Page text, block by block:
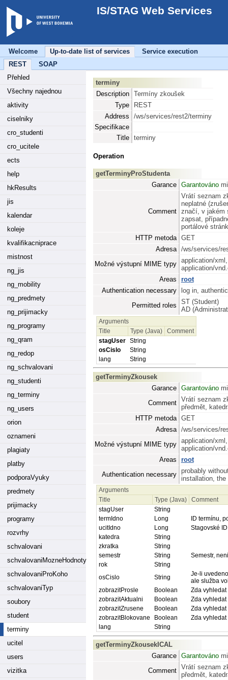
IS/STAG Web Services
Welcome Up-to-date list of services
Service execution
REST
SOAP
Přehled
Všechny najednou
aktivity
ciselniky
cro_studenti
cro_ucitele
ects
help
hkResults
jis
kalendar
koleje
kvalifikacniprace
mistnost
ng_jis
ng_mobility
ng_predmety
ng_prijimacky
ng_programy
ng_qram
ng_redop
ng_schvalovani
ng_studenti
ng_terminy
ng_users
orion
oznameni
plagiaty
platby
podporaVyuky
predmety
prijimacky
programy
rozvrhy
schvalovani
schvalovaniMozneHodnoty
schvalovaniProKoho
schvalovaniTyp
soubory
student
terminy
ucitel
users
vizitka
terminy
Description
Termíny zkoušek
Type
REST
Address
/ws/services/rest2/terminy
Specifikace
Title
terminy
Operation
getTerminyProStudenta
Garance
Garantováno
Comment
Vrátí seznam
neplatné
značí, v jakém
zapsat,
portálové
HTTP metoda
GET
Adresa
/ws/services/
Možné výstupní MIME typy
application/
application/
Areas
root
Authentication necessary
log in,
Permitted roles
ST (Student)
AD
Arguments
Title
Type (Java)
Comment
stagUser String
osCislo
String
lang
String
getTerminyZkousek
Garance
Garantováno
Comment
Vrátí seznam
předmět,
HTTP metoda
GET
Adresa
/ws/services/
Možné výstupní MIME typy
application/
application/
Areas
root
Authentication necessary
probably
installation, the
Arguments
Title
Type (Java)
Comment
stagUser
String
termIdno
Long
ID termínu,
ucitIdno
Long
Stagovské
katedra
String
zkratka
String
semestr
String
Semestr,
rok
String
osCislo
String
Je-li
ale služba
zobrazitProsle
Boolean
Zda
zobrazitAktualni
Boolean
Zda
zobrazitZrusene
Boolean
Zda
zobrazitBlokovane
Boolean
Zda
lang
String
getTerminyZkousekICAL
Garance
Garantováno
Comment
Vrátí seznam
předmět,